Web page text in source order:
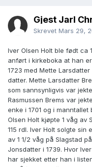
Gjest Jarl
Skrevet Mars 29,
Iver Olsen Holt ble født ca
anført i kirkeboka at han
1723 med Mette
datter. Mette Larsdatter
som sannsynligvis var
Rasmussen Brems var
enke i 1701 og i
Olsen Holt kjøpte 1 våg av
115 rdl. Iver Holt solgte sin
av 1 1/2 våg på Slagstad
Jonsdatter i 1739. Hvor
har sjekket etter han i